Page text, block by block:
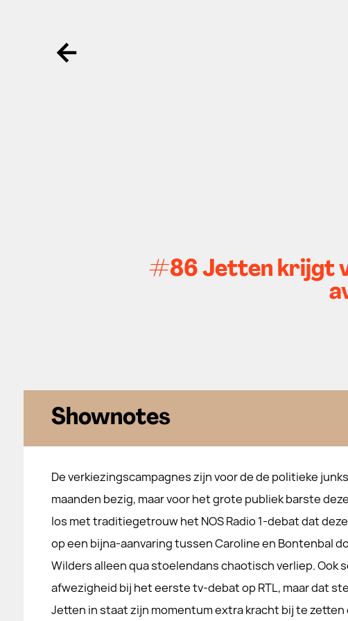
Ga terug
#86 Jetten krijgt
Shownotes
De verkiezingscampagnes zijn voor de de politieke
maanden bezig, maar voor het grote publiek barste
los met traditiegetrouw het NOS Radio 1-debat dat
op een bijna-aanvaring tussen Caroline en Bontenbal
Wilders alleen qua stoelendans chaotisch verliep. Ook
afwezigheid bij het eerste tv-debat op RTL, maar dat
Jetten in staat zijn momentum extra kracht bij te